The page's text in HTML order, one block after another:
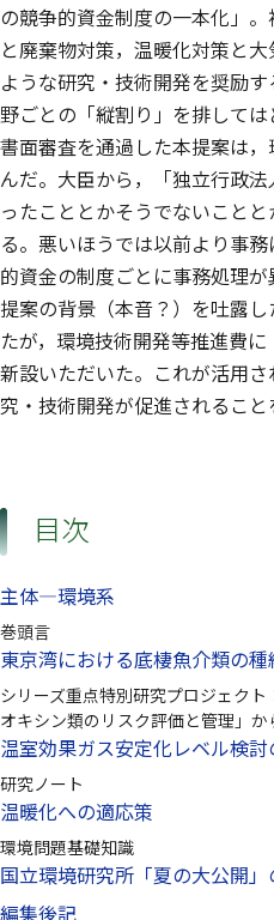
の競争的資金制度の一本化」
と廃棄物対策，温暖化対策と
ような研究・技術開発を奨励
野ごとの「縦割り」を排しては
書面審査を通過した本提案は
んだ。大臣から，「独立行政
ったこととかそうでないこと
る。悪いほうでは以前より事
的資金の制度ごとに事務処理
提案の背景（本音？）を吐露
たが，環境技術開発等推進費
新設いただいた。これが活用
究・技術開発が促進されること
目次
主体—環境系
巻頭言
東京湾における底棲魚介類の
シリーズ重点特別研究プロジェク
オキシン類のリスク評価と管理」か
温室効果ガス安定化レベル検
研究ノート
温暖化への適応策
環境問題基礎知識
国立環境研究所「夏の大公開
編集後記